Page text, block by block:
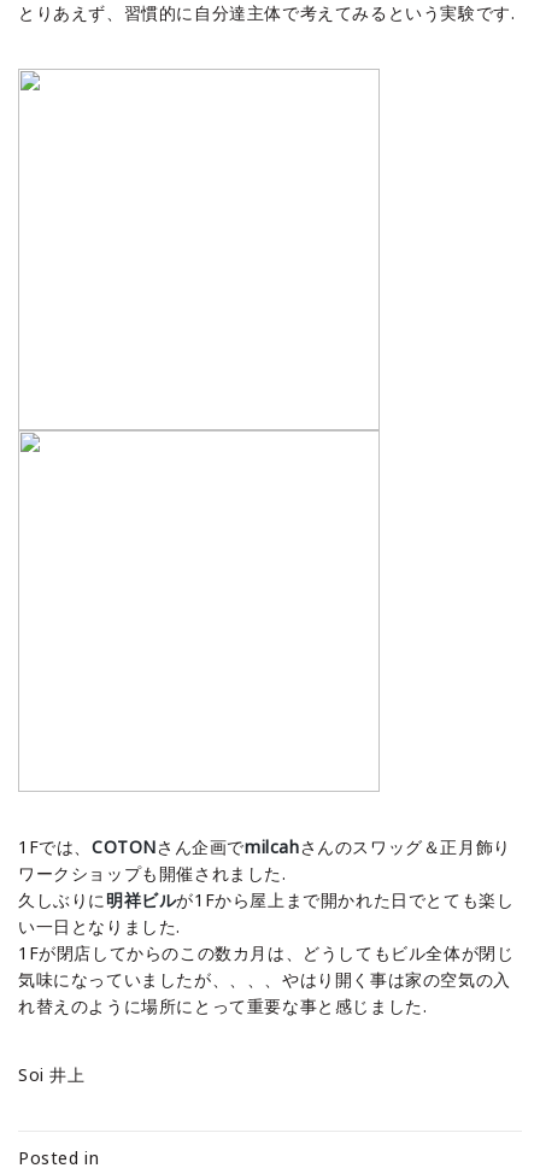
とりあえず、習慣的に自分達主体で考えてみるという実験です.
1Fでは、 COTONさん企画でmilcahさんのスワッグ＆正月飾り
ワークショップも開催されました.
久しぶりに明祥ビルが1Fから屋上まで開かれた日でとても楽し
い一日となりました.
1Fが閉店してからのこの数カ月は、どうしてもビル全体が閉じ
気味になっていましたが、、、、やはり開く事は家の空気の入
れ替えのように場所にとって重要な事と感じました.
Soi 井上
Posted in